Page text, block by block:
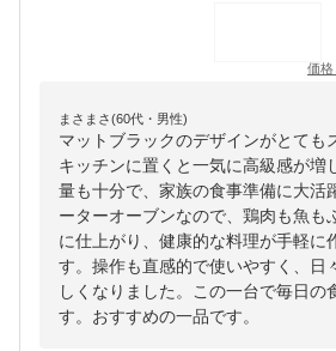
価格
まさまさ(60代・男性)
マットブラックのデザインがとても
キッチンに置くと一気に高級感が増
量も十分で、家族の食事準備に大活
ーターオーブンなので、鶏肉も魚も
に仕上がり、健康的な料理が手軽に
す。操作も直感的で使いやすく、日
しくなりました。この一台で毎日の
す。おすすめの一品です。